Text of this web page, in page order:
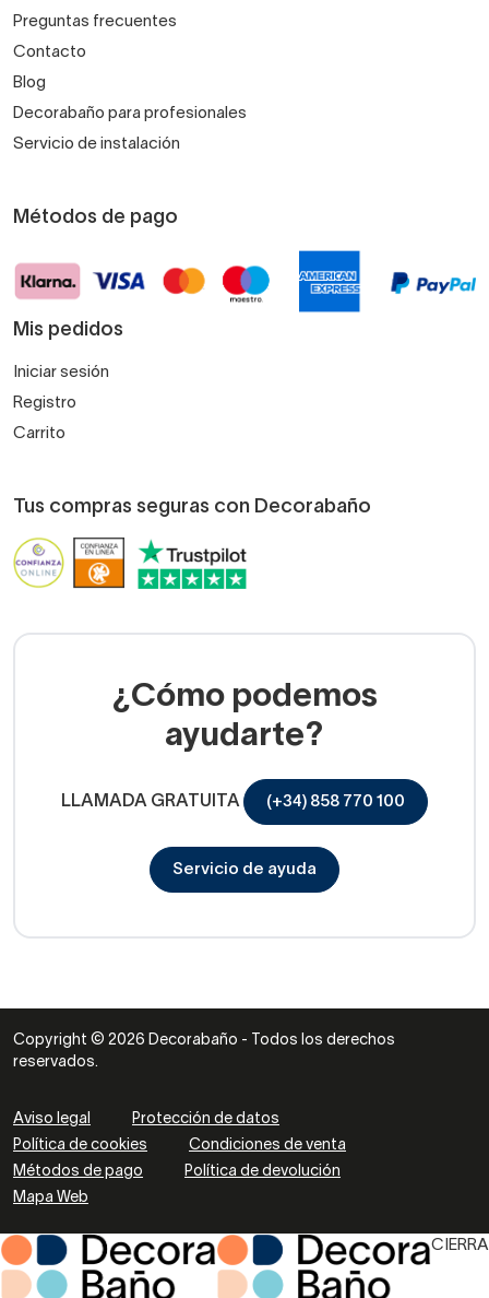
Preguntas frecuentes
Contacto
Blog
Decorabaño para profesionales
Servicio de instalación
Métodos de pago
Mis pedidos
Iniciar sesión
Registro
Carrito
Tus compras seguras con Decorabaño
¿Cómo podemos
ayudarte?
LLAMADA GRATUITA (+34) 858 770 100
Servicio de ayuda
Copyright © 2026 Decorabaño - Todos los derechos
reservados.
Aviso legal
Protección de datos
Política de cookies
Condiciones de venta
Métodos de pago
Política de devolución
Mapa Web
CIERRA